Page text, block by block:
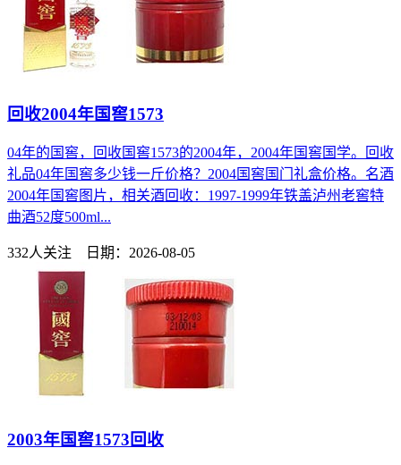
回收2004年国窖1573
04年的国窖，回收国窖1573的2004年，2004年国窖国学。回收
礼品04年国窖多少钱一斤价格？2004国窖国门礼盒价格。名酒
2004年国窖图片，相关酒回收：1997-1999年铁盖泸州老窖特
曲酒52度500ml...
332人关注 日期：2026-08-05
2003年国窖1573回收